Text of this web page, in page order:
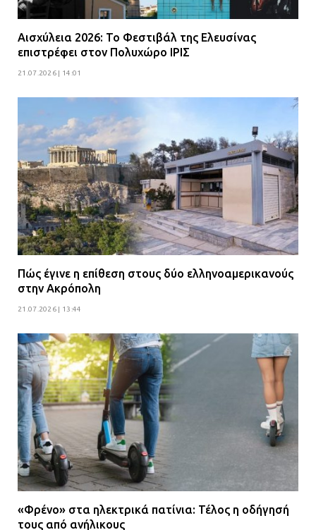
Αισχύλεια 2026: Το Φεστιβάλ της Ελευσίνας
επιστρέφει στον Πολυχώρο ΙΡΙΣ
21.07.2026 | 14:01
Πώς έγινε η επίθεση στους δύο ελληνοαμερικανούς
στην Ακρόπολη
21.07.2026 | 13:44
«Φρένο» στα ηλεκτρικά πατίνια: Τέλος η οδήγησή
τους από ανήλικους